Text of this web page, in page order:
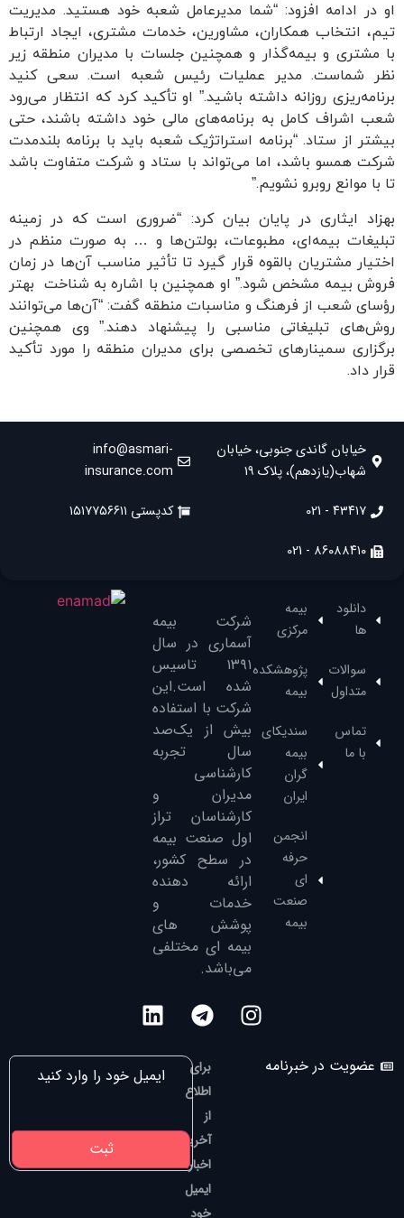
او در ادامه افزود: “شما مدیرعامل شعبه خود هستید. مدیریت
تیم، انتخاب همکاران، مشاورین، خدمات مشتری، ایجاد ارتباط
با مشتری و بیمه‌گذار و همچنین جلسات با مدیران منطقه زیر
نظر شماست. مدیر عملیات رئیس شعبه است. سعی کنید
برنامه‌ریزی روزانه داشته باشید.” او تأکید کرد که انتظار می‌رود
شعب اشراف کامل به برنامه‌های مالی خود داشته باشند، حتی
بیشتر از ستاد. “برنامه استراتژیک شعبه باید با برنامه بلندمدت
شرکت همسو باشد، اما می‌تواند با ستاد و شرکت متفاوت باشد
تا با موانع روبرو نشویم.”
بهزاد ایثاری در پایان بیان کرد: “ضروری است که در زمینه
تبلیغات بیمه‌ای، مطبوعات، بولتن‌ها و … به صورت منظم در
اختیار مشتریان بالقوه قرار گیرد تا تأثیر مناسب آن‌ها در زمان
فروش بیمه مشخص شود.” او همچنین با اشاره به شناخت بهتر
رؤسای شعب از فرهنگ و مناسبات منطقه گفت: “آن‌ها می‌توانند
روش‌های تبلیغاتی مناسبی را پیشنهاد دهند.” وی همچنین
برگزاری سمینارهای تخصصی برای مدیران منطقه را مورد تأکید
قرار داد.
خیابان گاندی جنوبی، خیابان
شهاب(یازدهم)، پلاک ۱۹
۴۳۴۱۷ - 021
۸۶۰۸۸۴۱۰ - 021
info@asmari-
insurance.com
کدپستی ۱۵۱۷۷۵۶۶۱۱
دانلود
ها
سوالات
متداول
تماس
با ما
بیمه
مرکزی
پژوهشکده
بیمه
سندیکای
بیمه
گران
ایران
انجمن
حرفه
ای
صنعت
بیمه
شرکت بیمه
آسماری در سال
۱۳۹۱‌ تاسیس
شده است.این
شرکت با استفاده
بیش از یک‌صد
سال تجربه
کارشناسی
مدیران و
کارشناسان تراز
‌اول صنعت بیمه
در سطح کشور،
ارائه دهنده
خدمات و
پوشش های
بیمه ای مختلفی
می‌باشد.
عضویت در خبرنامه
برای
اطلاع
از
آخرین
اخبار،
ایمیل
خود